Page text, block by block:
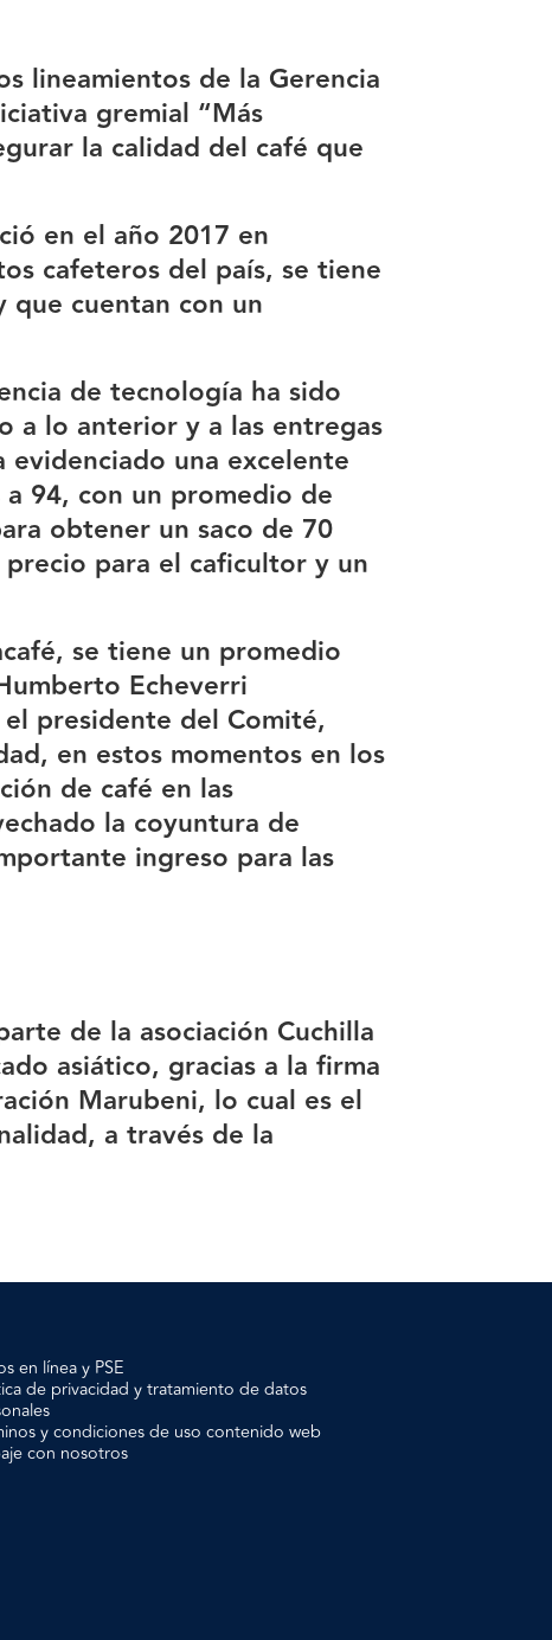
lineamientos de la Gerencia
gremial “Más
la calidad del café que
en el año 2017 en
cafeteros del país, se tiene
que cuentan con un
de tecnología ha sido
a lo anterior y a las entregas
evidenciado una excelente
94, con un promedio de
obtener un saco de 70
para el caficultor y un
se tiene un promedio
Echeverri
presidente del Comité,
en estos momentos en los
de café en las
la coyuntura de
ingreso para las
de la asociación Cuchilla
asiático, gracias a la firma
Marubeni, lo cual es el
a través de la
en línea y PSE
de privacidad y tratamiento de datos
y condiciones de uso contenido web
con nosotros